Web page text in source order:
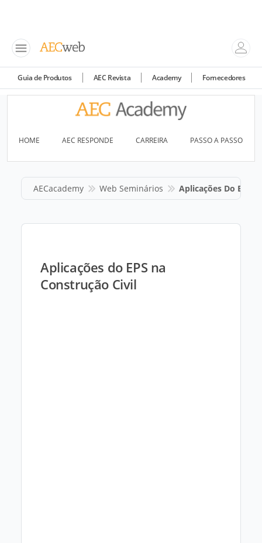
Guia de Produtos AEC Revista Academy Fornecedores
HOME AEC RESPONDE CARREIRA PASSO A PASSO
AECacademy Web Seminários Aplicações Do EPS
Aplicações do EPS na
Construção Civil